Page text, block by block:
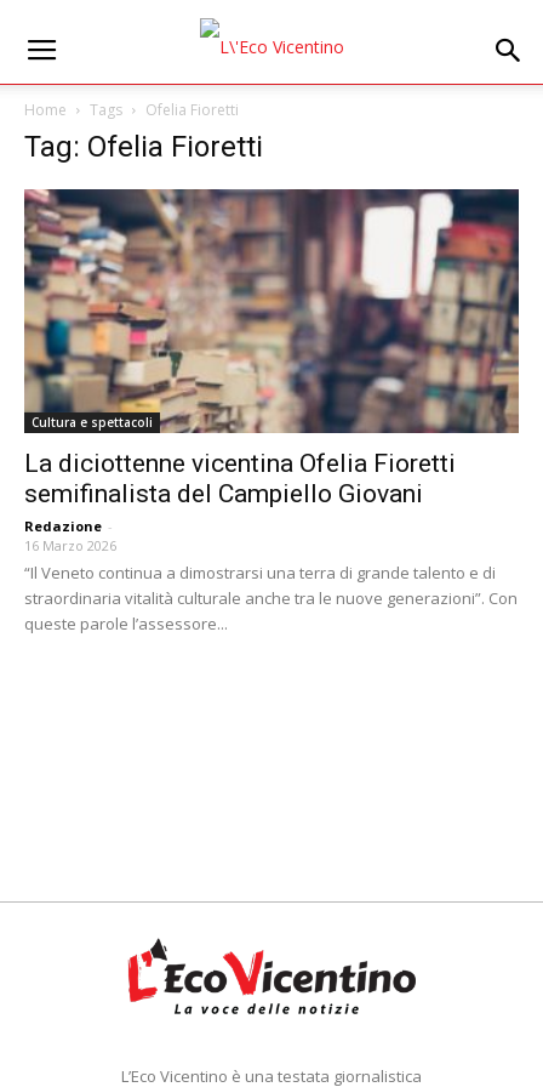
Home Tags Ofelia Fioretti
Tag: Ofelia Fioretti
Cultura e spettacoli
La diciottenne vicentina Ofelia Fioretti
semifinalista del Campiello Giovani
Redazione -
16 Marzo 2026
“Il Veneto continua a dimostrarsi una terra di grande talento e di
straordinaria vitalità culturale anche tra le nuove generazioni”. Con
queste parole l’assessore...
L’Eco Vicentino è una testata giornalistica